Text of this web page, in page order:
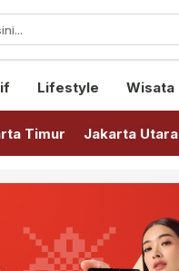
Lifestyle Wisata
Timur Jakarta Utara